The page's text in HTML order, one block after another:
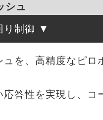
シュ
り制御
を、高精度なピ
答性を実現し、